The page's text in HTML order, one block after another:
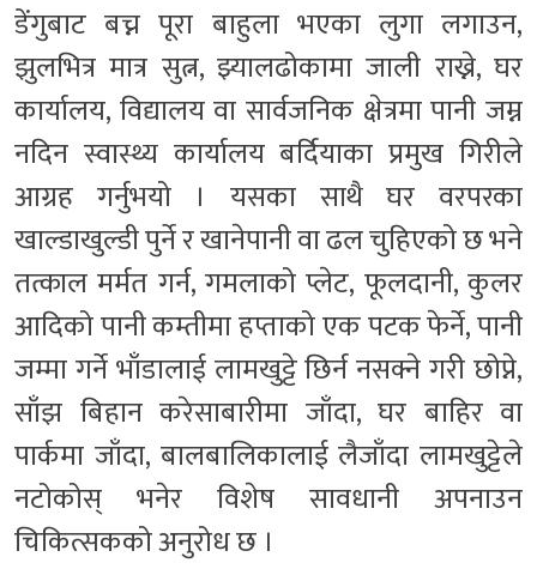
डेंगुबाट बच्न पूरा बाहुला भएका लुगा लगाउन,
झुलभित्र मात्र सुत्न, झ्यालढोकामा जाली राख्ने, घर
कार्यालय, विद्यालय वा सार्वजनिक क्षेत्रमा पानी जम्न
नदिन स्वास्थ्य कार्यालय बर्दियाका प्रमुख गिरीले
आग्रह गर्नुभयो । यसका साथै घर वरपरका
खाल्डाखुल्डी पुर्ने र खानेपानी वा ढल चुहिएको छ भने
तत्काल मर्मत गर्न, गमलाको प्लेट, फूलदानी, कुलर
आदिको पानी कम्तीमा हप्ताको एक पटक फेर्ने, पानी
जम्मा गर्ने भाँडालाई लामखुट्टे छिर्न नसक्ने गरी छोप्ने,
साँझ बिहान करेसाबारीमा जाँदा, घर बाहिर वा
पार्कमा जाँदा, बालबालिकालाई लैजाँदा लामखुट्टेले
नटोकोस् भनेर विशेष सावधानी अपनाउन
चिकित्सकको अनुरोध छ ।